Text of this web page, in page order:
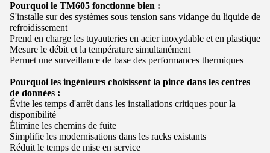
Pourquoi le TM605 fonctionne bien :
S'installe sur des systèmes sous tension sans vidange du liquide de
refroidissement
Prend en charge les tuyauteries en acier inoxydable et en plastique
Mesure le débit et la température simultanément
Permet une surveillance de base des performances thermiques
Pourquoi les ingénieurs choisissent la pince dans les centres
de données :
Évite les temps d'arrêt dans les installations critiques pour la
disponibilité
Élimine les chemins de fuite
Simplifie les modernisations dans les racks existants
Réduit le temps de mise en service